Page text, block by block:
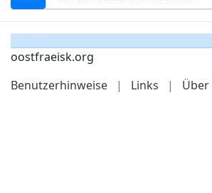
oostfraeisk.org
Benutzerhinweise
| Links | Über